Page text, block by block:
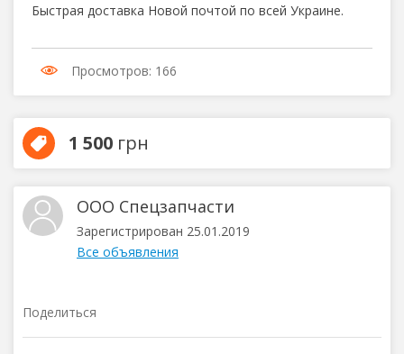
Быстрая доставка Новой почтой по всей Украине.
Просмотров: 166
1 500 грн
ООО Спецзапчасти
Зарегистрирован 25.01.2019
Все объявления
Поделиться